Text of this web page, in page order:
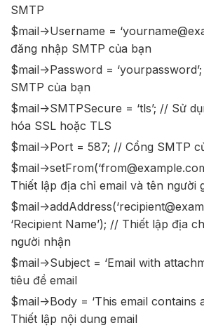
SMTP
$mail->Username =
đăng nhập SMTP của bạn
$mail->Password =
SMTP của bạn
$mail->SMTPSecure = ‘tls’; // Sử
hóa SSL hoặc TLS
$mail->Port = 587; // Cổng SMTP
$mail-
Thiết lập địa chỉ email và tên người
$mail-
‘Recipient Name’); // Thiết lập địa
người nhận
$mail->Subject = ‘Email with
tiêu đề email
$mail->Body = ‘This email contains
Thiết lập nội dung email